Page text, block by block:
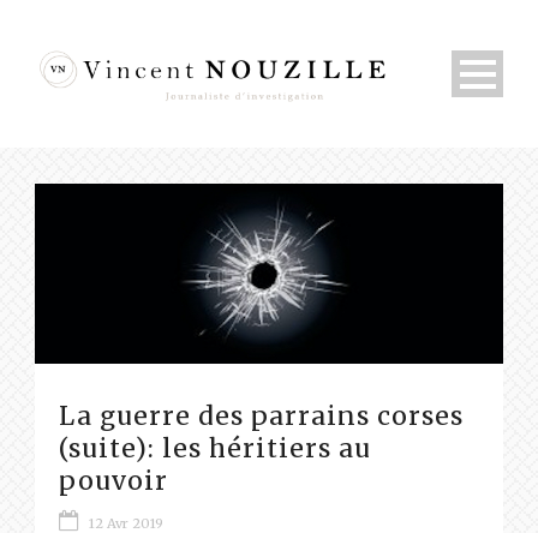
La guerre des parrains corses
(suite): les héritiers au
pouvoir
12 Avr 2019